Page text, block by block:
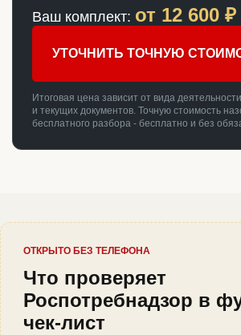
Ваш комплект: от 12 600 ₽
УТОЧНИТЬ ТОЧНУЮ
Итоговая цена зависит от вида
и текущих документов. Точную стоимость
бесплатного разбора - бесплатно и без
ОТКРЫТО БЕЗ ТЕЛЕФОНА
Что проверяет
Роспотребнадзор в
чек-лист